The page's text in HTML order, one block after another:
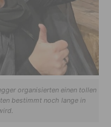
organisierten einen tollen
bestimmt noch lange in